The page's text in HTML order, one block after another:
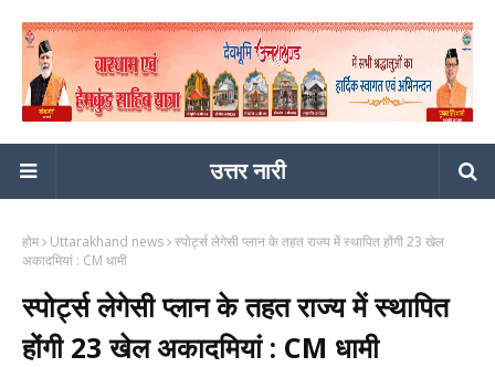
उत्तर नारी
होम Uttarakhand news स्पोर्ट्स लेगेसी प्लान के तहत राज्य में स्थापित होंगी 23 खेल
अकादमियां : CM धामी
स्पोर्ट्स लेगेसी प्लान के तहत राज्य में स्थापित
होंगी 23 खेल अकादमियां : CM धामी